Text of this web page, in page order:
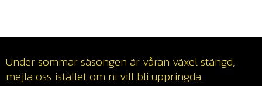
Under sommar säsongen är våran växel stängd,
mejla oss istället om ni vill bli uppringda.